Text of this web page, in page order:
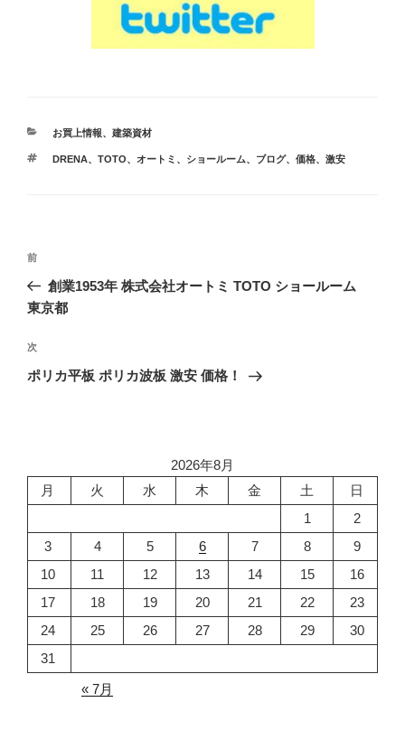
カ
ゴ
お買上情報、 建築資材
タ
DRENA、 TOTO、 オートミ 、 ショールーム、 ブログ、 価格、 激安
投
ナ
ゲ
ー
前
の
投
前
創業1953年 株式会社オートミ TOTO ショールーム
東京都
次
の
次
ポリカ平板 ポリカ波板 激安 価格！
2026年8月
月
火 水 木 金 土
日
1
2
3
4 5 6 7 8
9
10
11 12 13 14 15
16
17
18 19 20 21 22
23
24
25 26 27 28 29
30
31
« 7月